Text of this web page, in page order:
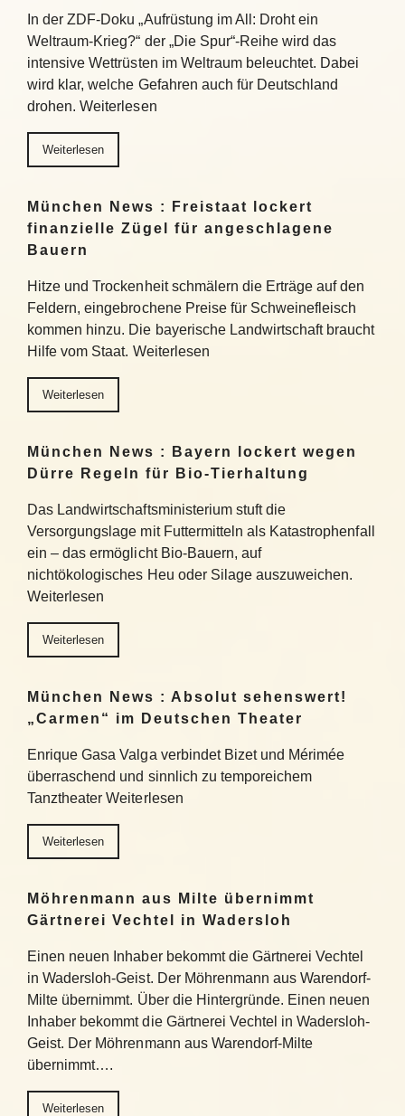
In der ZDF-Doku „Aufrüstung im All: Droht ein
Weltraum-Krieg?“ der „Die Spur“-Reihe wird das
intensive Wettrüsten im Weltraum beleuchtet. Dabei
wird klar, welche Gefahren auch für Deutschland
drohen. Weiterlesen
Weiterlesen
München News : Freistaat lockert
finanzielle Zügel für angeschlagene
Bauern
Hitze und Trockenheit schmälern die Erträge auf den
Feldern, eingebrochene Preise für Schweinefleisch
kommen hinzu. Die bayerische Landwirtschaft braucht
Hilfe vom Staat. Weiterlesen
Weiterlesen
München News : Bayern lockert wegen
Dürre Regeln für Bio-Tierhaltung
Das Landwirtschaftsministerium stuft die
Versorgungslage mit Futtermitteln als Katastrophenfall
ein – das ermöglicht Bio-Bauern, auf
nichtökologisches Heu oder Silage auszuweichen.
Weiterlesen
Weiterlesen
München News : Absolut sehenswert!
„Carmen“ im Deutschen Theater
Enrique Gasa Valga verbindet Bizet und Mérimée
überraschend und sinnlich zu temporeichem
Tanztheater Weiterlesen
Weiterlesen
Möhrenmann aus Milte übernimmt
Gärtnerei Vechtel in Wadersloh
Einen neuen Inhaber bekommt die Gärtnerei Vechtel
in Wadersloh-Geist. Der Möhrenmann aus Warendorf-
Milte übernimmt. Über die Hintergründe. Einen neuen
Inhaber bekommt die Gärtnerei Vechtel in Wadersloh-
Geist. Der Möhrenmann aus Warendorf-Milte
übernimmt….
Weiterlesen